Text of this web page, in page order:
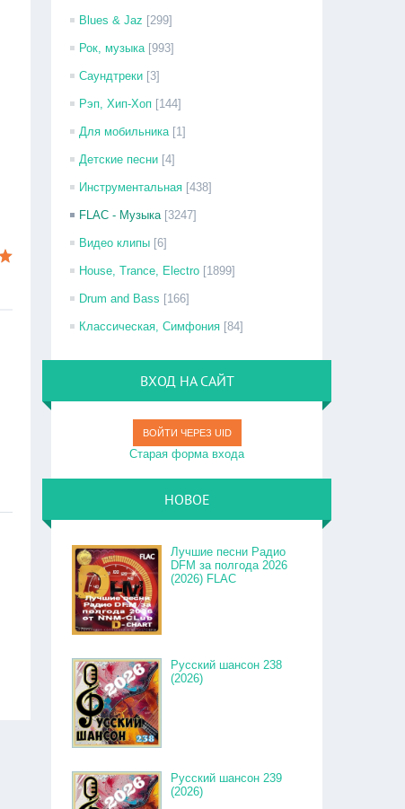
Blues & Jaz [299]
Рок, музыка [993]
Саундтреки [3]
Рэп, Хип-Хоп [144]
Для мобильника [1]
Детские песни [4]
Инструментальная [438]
FLAC - Музыка [3247]
Видео клипы [6]
House, Trance, Electro [1899]
Drum and Bass [166]
Классическая, Симфония [84]
ВХОД НА САЙТ
ВОЙТИ ЧЕРЕЗ UID
Старая форма входа
НОВОЕ
Лучшие песни Радио
DFM за полгода 2026
(2026) FLAC
Русский шансон 238
(2026)
Русский шансон 239
(2026)